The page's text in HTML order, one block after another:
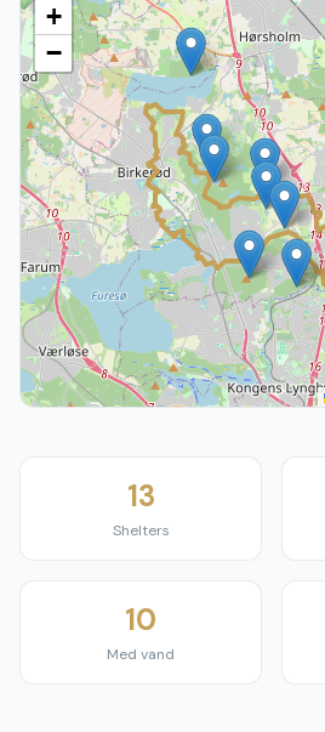
+
−
13
Shelters
10
Med vand